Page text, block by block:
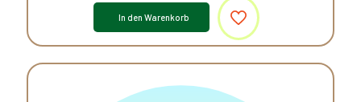
In den Warenkorb